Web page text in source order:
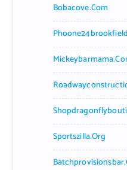
Bobacove.com
Sportszilla.org